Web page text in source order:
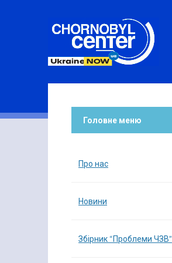
Головне меню
Про нас
Новини
Збірник “Проблеми ЧЗВ”